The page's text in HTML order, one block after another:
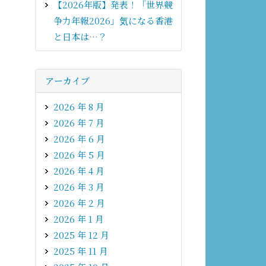
【2026年版】発表！「世界競
争力年報2026」気になる香港
と日本は…？
アーカイブ
2026 年 8 月
2026 年 7 月
2026 年 6 月
2026 年 5 月
2026 年 4 月
2026 年 3 月
2026 年 2 月
2026 年 1 月
2025 年 12 月
2025 年 11 月